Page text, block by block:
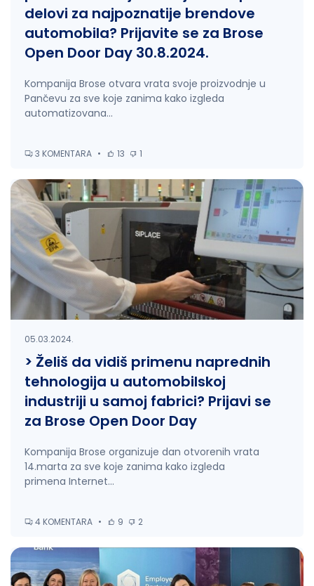
delovi za najpoznatije brendove
automobila? Prijavite se za Brose
Open Door Day 30.8.2024.
Kompanija Brose otvara vrata svoje proizvodnje u
Pančevu za sve koje zanima kako izgleda
automatizovana...
3 KOMENTARA • 13 1
05.03.2024.
> Želiš da vidiš primenu naprednih
tehnologija u automobilskoj
industriji u samoj fabrici? Prijavi se
za Brose Open Door Day
Kompanija Brose organizuje dan otvorenih vrata
14.marta za sve koje zanima kako izgleda
primena Internet...
4 KOMENTARA • 9 2